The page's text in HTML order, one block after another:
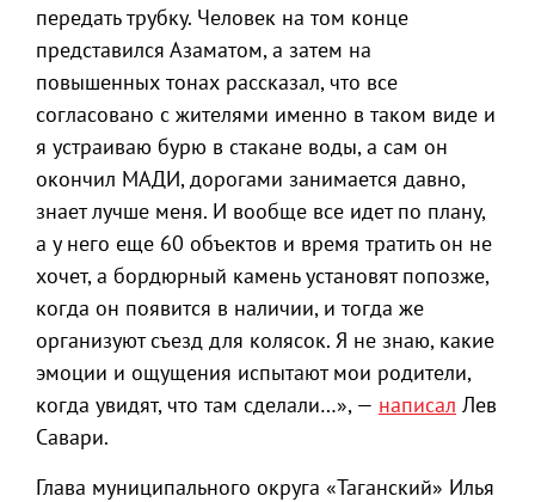
передать трубку. Человек на том конце
представился Азаматом, а затем на
повышенных тонах рассказал, что все
согласовано с жителями именно в таком виде и
я устраиваю бурю в стакане воды, а сам он
окончил МАДИ, дорогами занимается давно,
знает лучше меня. И вообще все идет по плану,
а у него еще 60 объектов и время тратить он не
хочет, а бордюрный камень установят попозже,
когда он появится в наличии, и тогда же
организуют съезд для колясок. Я не знаю, какие
эмоции и ощущения испытают мои родители,
когда увидят, что там сделали…», — написал Лев
Савари.
Глава муниципального округа «Таганский» Илья